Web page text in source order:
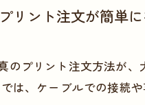
リント注文が簡単
のプリント注文方法が
は、ケーブルでの接続